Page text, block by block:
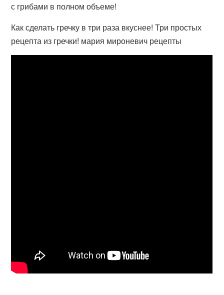
с грибами в полном объеме!
Как сделать гречку в три раза вкуснее! Три простых
рецепта из гречки! мария мироневич рецепты